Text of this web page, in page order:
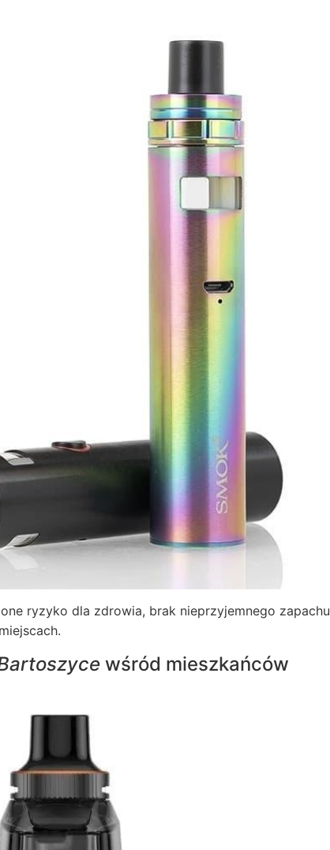
ryzyko dla zdrowia, brak nieprzyjemnego zapachu
wśród mieszkańców